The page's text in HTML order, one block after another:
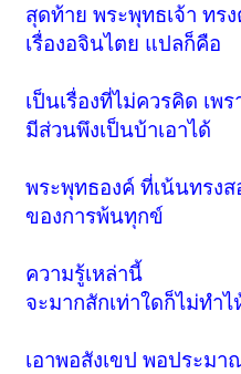
ตอบครับ ย้อนกลับไปดูขอที่หนึ่ง ดู
ครับ มีคำตอบอยู่ในนั้น
เพราะไปนิพพานกันหมดแล้ว อย่าง
สุดท้าย พระพุทธเจ้า ทร
เรื่องอจินไตย แปลก็คือ
เป็นเรื่องที่ไม่ควรคิด เพ
มีส่วนพึงเป็นบ้าเอาได้
พระพุทธองค์ ที่เน้นทรง
ของการพ้นทุกข์
ความรู้เหล่านี้
จะมากสักเท่าใดก็ไม่ทำ
เอาพอสังเขป พอประม